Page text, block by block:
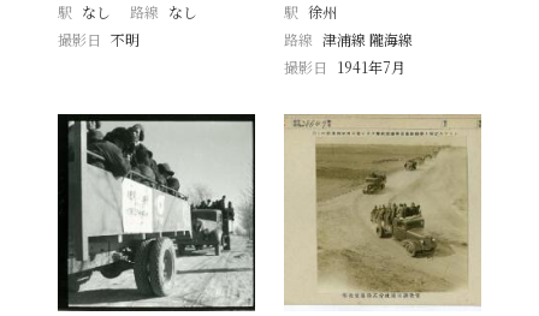
駅 なし 路線 なし
撮影日
不明
駅 徐州
路線 津浦線 隴海線
撮影日
1941年7月